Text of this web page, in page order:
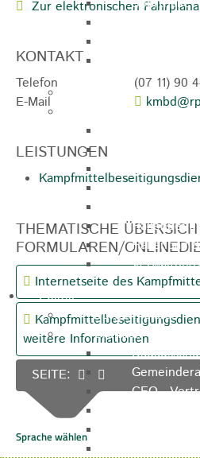
Qualifizierter
Steuern &
Hebesätze
Hallenbad
Politik
Bürgermeister
Gremien
GEO -
Zur elektronischen
KONTAKT
Telefon (07 11) 90
E-Mail
LEISTUNGEN
THEMATISCHE
FORMULAREN/
Internetseite des
weitere Informationen
SEITE: